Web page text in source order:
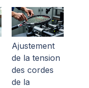
Ajustement
de la tension
des cordes
de la